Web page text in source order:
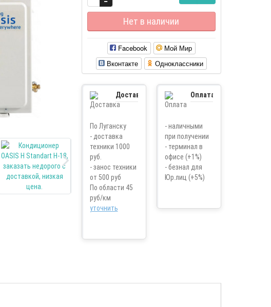
Нет в наличии
Facebook
Мой Мир
Вконтакте
Одноклассники
Доставка
По Луганску
- доставка
техники 1000
руб.
- занос техники
от 500 руб
По области 45
руб/км
уточнить
Оплата
- наличными
при получении
- терминал в
офисе (+1%)
- безнал для
Юр.лиц (+5%)